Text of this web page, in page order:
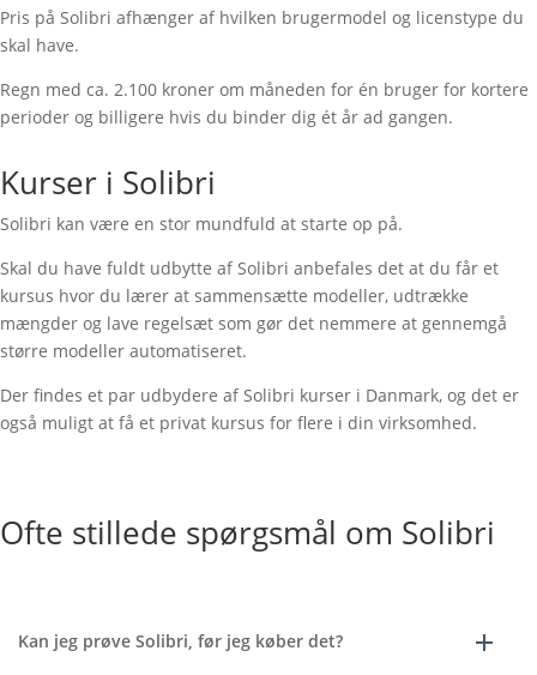
Pris på Solibri afhænger af hvilken brugermodel og licenstype du
skal have.
Regn med ca. 2.100 kroner om måneden for én bruger for kortere
perioder og billigere hvis du binder dig ét år ad gangen.
Kurser i Solibri
Solibri kan være en stor mundfuld at starte op på.
Skal du have fuldt udbytte af Solibri anbefales det at du får et
kursus hvor du lærer at sammensætte modeller, udtrække
mængder og lave regelsæt som gør det nemmere at gennemgå
større modeller automatiseret.
Der findes et par udbydere af Solibri kurser i Danmark, og det er
også muligt at få et privat kursus for flere i din virksomhed.
Ofte stillede spørgsmål om Solibri
Kan jeg prøve Solibri, før jeg køber det?